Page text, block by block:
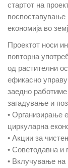
стартот на
економија во
Проектот носи
повторна
од растителни
ефикасно
заедно
загадување и
• Организирање
циркуларна
• Акции за
• Советодавна и
• Вклучување на